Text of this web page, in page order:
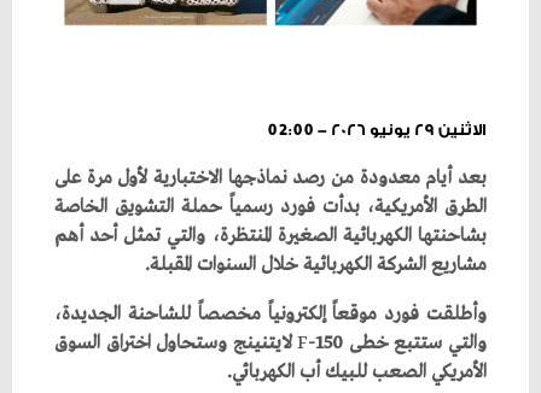
الاثنين ٢٩ يونيو ٢٠٢٦ - 02:00
‬مشاريع‭ ‬الشركة‭ ‬الكهربائية‭ ‬خلال‭ ‬السنوات‭ ‬المقبلة‭.‬
‬والتي‭ ‬ستتبع‭ ‬خطى‭ ‬
F
‬الأمريكي‭ ‬الصعب‭ ‬للبيك‭ ‬أب‭ ‬الكهربائي‭.‬